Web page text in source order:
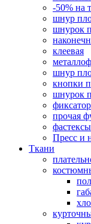
-50% на
шнур
шнурок
клеевая
шнур
кнопки
шнурок
прочая
фастексы
Пресс и
Ткани